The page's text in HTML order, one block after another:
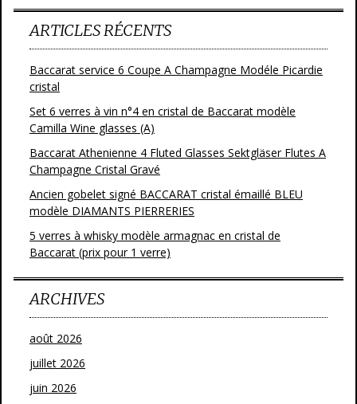
ARTICLES RÉCENTS
Baccarat service 6 Coupe A Champagne Modéle Picardie
cristal
Set 6 verres à vin n°4 en cristal de Baccarat modèle
Camilla Wine glasses (A)
Baccarat Athenienne 4 Fluted Glasses Sektgläser Flutes A
Champagne Cristal Gravé
Ancien gobelet signé BACCARAT cristal émaillé BLEU
modèle DIAMANTS PIERRERIES
5 verres à whisky modèle armagnac en cristal de
Baccarat (prix pour 1 verre)
ARCHIVES
août 2026
juillet 2026
juin 2026